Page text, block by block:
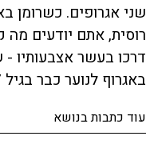
שני אגרופים. כשרומן
רוסית, אתם יודעים מה
דרכו בעשר אצבעותיו -
באגרוף לנוער כבר בגיל 17. לא רע, רומן. סימן לבאות".
עוד כתבות בנושא